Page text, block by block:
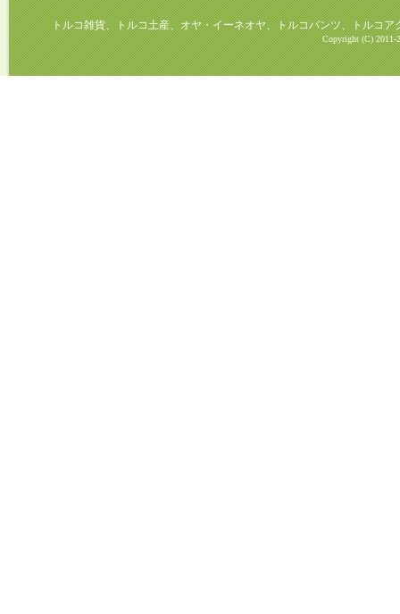
トルコ雑貨、トルコ土産、オヤ・イーネオヤ、トルコパンツ、トルコアク
Copyright (C) 2011-